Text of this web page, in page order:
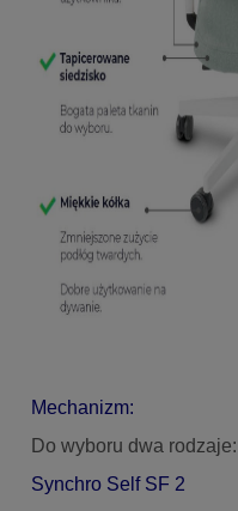
Mechanizm:
Do wyboru dwa rodzaje:
Synchro Self SF 2